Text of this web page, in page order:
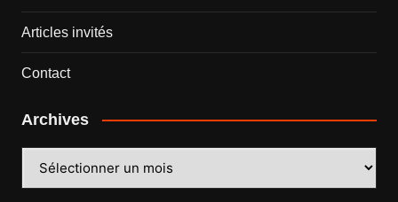
Articles invités
Contact
Archives